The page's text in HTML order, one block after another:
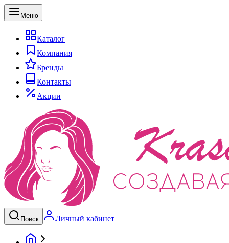
Меню
Каталог
Компания
Бренды
Контакты
Акции
Поиск Личный кабинет